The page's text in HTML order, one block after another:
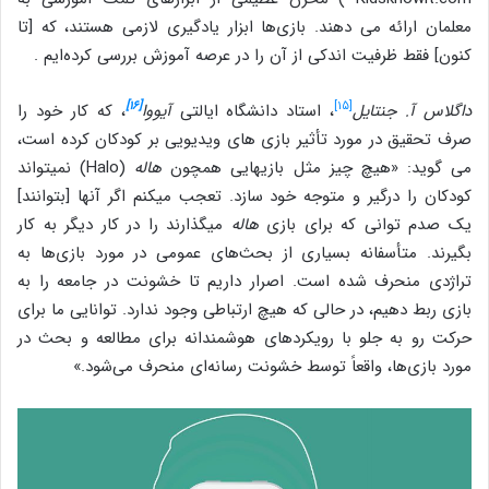
معلمان ارائه می دهند. بازی‌ها ابزار یادگیری لازمی هستند، که [تا
کنون] فقط ظرفیت اندکی از آن را در عرصه آموزش بررسی کرده‌ایم .
داگلاس آ. جنتایل[۱۵] ، استاد دانشگاه ایالتیآیووا[۱۶]
، که کار خود را
صرف تحقیق در مورد تأثیر بازی های ویدیویی بر کودکان کرده است،
می گوید: «هیچ چیز مثل بازی‎هایی همچون
هاله
(Halo) نمی‎تواند
کودکان را درگیر و متوجه خود سازد. تعجب می‎کنم اگر آنها [بتوانند]
یک صدم توانی که برای بازیهاله
می‎گذارند را در کار دیگر به کار
بگیرند. متأسفانه بسیاری از بحث‌های عمومی در مورد بازی‌ها به
تراژدی منحرف شده است. اصرار داریم تا خشونت در جامعه را به
بازی ربط دهیم، در حالی که هیچ ارتباطی وجود ندارد. توانایی ما برای
حرکت رو به جلو با رویکردهای هوشمندانه برای مطالعه و بحث در
مورد بازی‌ها، واقعاً توسط خشونت رسانه‌ای منحرف می‌شود.»